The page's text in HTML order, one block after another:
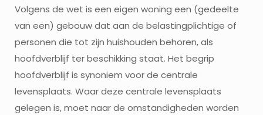
Volgens de wet is een eigen woning een (gedeelte
van een) gebouw dat aan de belastingplichtige of
personen die tot zijn huishouden behoren, als
hoofdverblijf ter beschikking staat. Het begrip
hoofdverblijf is synoniem voor de centrale
levensplaats. Waar deze centrale levensplaats
gelegen is, moet naar de omstandigheden worden